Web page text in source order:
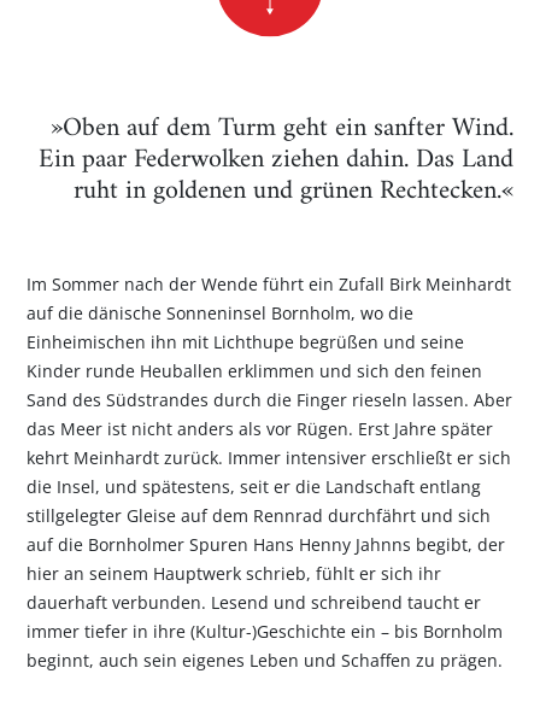
»Oben auf dem Turm geht ein sanfter Wind.
Ein paar Federwolken ziehen dahin. Das Land
ruht in goldenen und grünen Rechtecken.«
Im Sommer nach der Wende führt ein Zufall Birk Meinhardt
auf die dänische Sonneninsel Bornholm, wo die
Einheimischen ihn mit Lichthupe begrüßen und seine
Kinder runde Heuballen erklimmen und sich den feinen
Sand des Südstrandes durch die Finger rieseln lassen. Aber
das Meer ist nicht anders als vor Rügen. Erst Jahre später
kehrt Meinhardt zurück. Immer intensiver erschließt er sich
die Insel, und spätestens, seit er die Landschaft entlang
stillgelegter Gleise auf dem Rennrad durchfährt und sich
auf die Bornholmer Spuren Hans Henny Jahnns begibt, der
hier an seinem Hauptwerk schrieb, fühlt er sich ihr
dauerhaft verbunden. Lesend und schreibend taucht er
immer tiefer in ihre (Kultur-)Geschichte ein – bis Bornholm
beginnt, auch sein eigenes Leben und Schaffen zu prägen.